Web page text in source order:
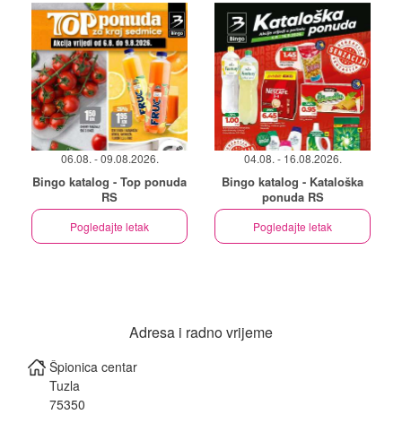
06.08. - 09.08.2026.
Bingo katalog - Top ponuda
RS
Pogledajte letak
04.08. - 16.08.2026.
Bingo katalog - Kataloška
ponuda RS
Pogledajte letak
Adresa i radno vrijeme
Špionica centar
Tuzla
75350